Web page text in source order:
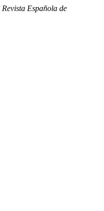
Revista Española de